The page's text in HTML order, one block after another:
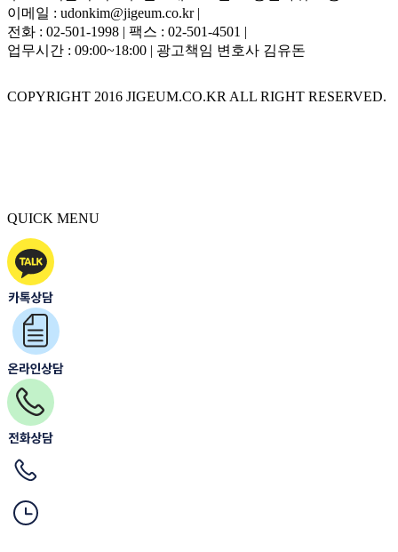
이메일 : udonkim@jigeum.co.kr |
전화 : 02-501-1998 | 팩스 : 02-501-4501 |
업무시간 : 09:00~18:00 | 광고책임 변호사 김유돈
COPYRIGHT 2016 JIGEUM.CO.KR ALL RIGHT RESERVED.
QUICK MENU